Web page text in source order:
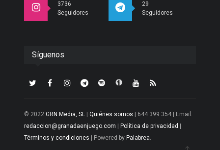
3736
Seguidores
29
Seguidores
Síguenos
© 2022 GRN Media, SL Quiénes somos | 644 399 354 | Email:
redaccion@granadaenjuego.com
Política de privacidad
Términos y condiciones | Powered by Palabrea.